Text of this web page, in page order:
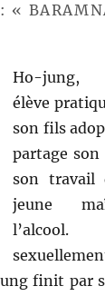
«
Ho-jung,
élève
son fils
partage
son travail
jeune
l’alcool.
finit par